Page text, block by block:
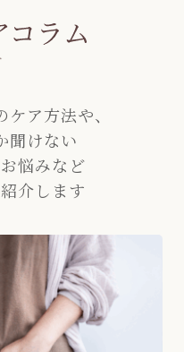
ア方法や、
聞けない
悩みなど
介します